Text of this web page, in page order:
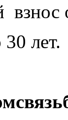
взнос
лет.